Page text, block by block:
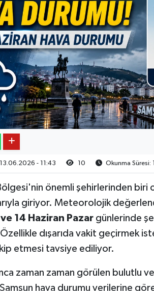
13.06.2026 - 11:43 10 Okunma Süresi:
önemli şehirlerinden biri
giriyor. Meteorolojik
14 Haziran Pazargünlerinde
dışarıda vakit geçirmek
etmesi tavsiye ediliyor.
zaman zaman görülen bulutlu
hava durumu verilerine